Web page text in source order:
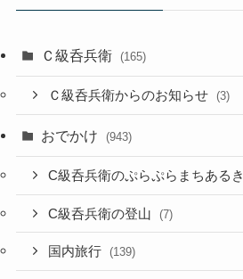
Ｃ級呑兵衛 (165)
Ｃ級呑兵衛からのお知らせ (3)
おでかけ (943)
C級呑兵衛のぷらぷらまちあるき
C級呑兵衛の登山 (7)
国内旅行 (139)